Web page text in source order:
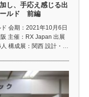
し、手応え感じる出
ールド 前編
会期：2021年10月6日
主催：RX Japan 出展
構成展：関西 設計・…